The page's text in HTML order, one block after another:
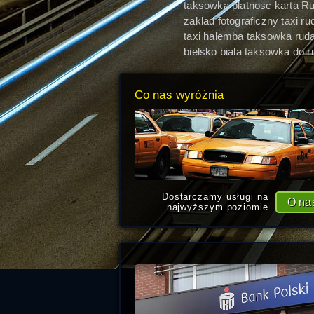
taksowka platnosc karta
Śląska
zaklad fotograficzny taxi
slaska
taxi halemba taksowka
slaska
bielsko biala taksowka do
slaskiej taxi ruda slaska
Co nas wyróżnia
O
Dostarczamy usługi na
najwyższym poziomie